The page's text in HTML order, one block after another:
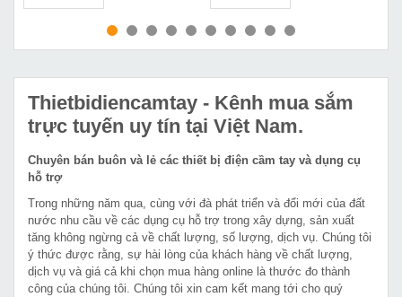
MUA NGAY MUA NGAY
Thietbidiencamtay - Kênh mua sắm
trực tuyến uy tín tại Việt Nam.
Chuyên bán buôn và lẻ các thiết bị điện cầm tay và dụng cụ
hỗ trợ
Trong những năm qua, cùng với đà phát triển và đổi mới của đất
nước nhu cầu về các dụng cụ hỗ trợ trong xây dựng, sản xuất
tăng không ngừng cả về chất lượng, số lượng, dịch vụ. Chúng tôi
ý thức được rằng, sự hài lòng của khách hàng về chất lượng,
dịch vụ và giá cả khi chọn mua hàng online là thước đo thành
công của chúng tôi. Chúng tôi xin cam kết mang tới cho quý